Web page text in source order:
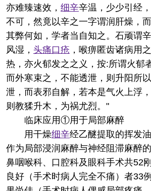
亦难臻速效， 细辛辛温，少少引经
不可，然竟以辛之一字谓润肝燥，
其弊何如，学者当自知之。石顽谓
风湿， 头痛口疮 ，喉痹匿齿诸病用
热，亦火郁发之之义，按:所谓火郁
而外寒束之，不能透泄，则升阳所
泄，而表邪自解，若本是气火上浮
则教猱升木，为祸尤烈。"
临床应用①用于局部麻醉
用干燥细辛经乙醚提取的挥发
作为局部浸润麻醉与神经阻滞麻醉
鼻咽喉科、口腔科及眼科手术共52
良好（手术时病人完全不痛）者33